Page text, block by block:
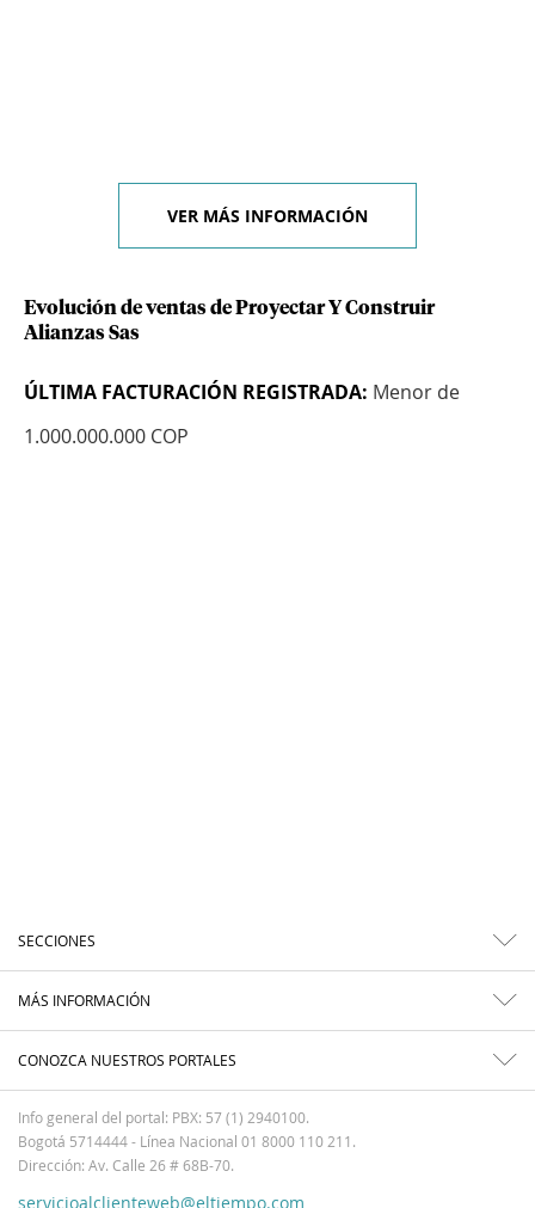
VER MÁS INFORMACIÓN
Evolución de ventas de Proyectar Y Construir
Alianzas Sas
ÚLTIMA FACTURACIÓN REGISTRADA: Menor de
1.000.000.000 COP
SECCIONES
MÁS INFORMACIÓN
CONOZCA NUESTROS PORTALES
Info general del portal: PBX: 57 (1) 2940100.
Bogotá 5714444 - Línea Nacional 01 8000 110 211.
Dirección: Av. Calle 26 # 68B-70.
servicioalclienteweb@eltiempo.com